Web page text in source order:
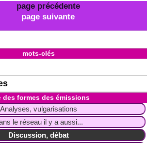
page précédente
page suivante
mots-clés
des formes des émissions
Analyses, vulgarisations
le réseau il y a aussi...
Discussion, débat